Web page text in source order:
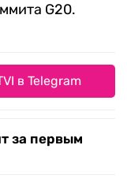
G20.
в Telegram
за первым